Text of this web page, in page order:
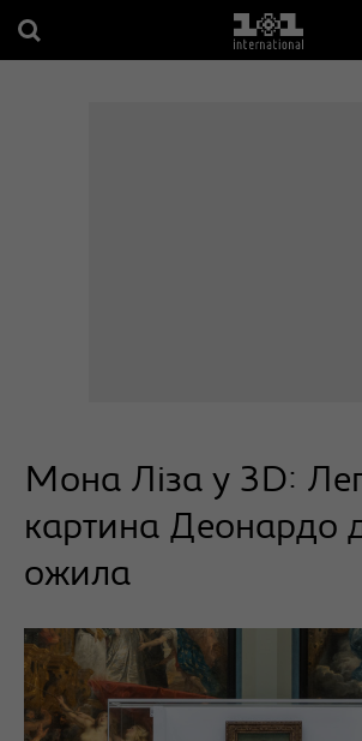
Мона Ліза у 3D:
картина Деонардо
ожила